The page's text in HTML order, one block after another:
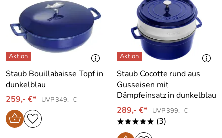
Staub Bouillabaisse Topf in
dunkelblau
259,- €*
UVP 349,- €
Staub Cocotte rund aus
Gusseisen mit
Dämpfeinsatz in dunkelblau
289,- €*
UVP 399,- €
***** (3)